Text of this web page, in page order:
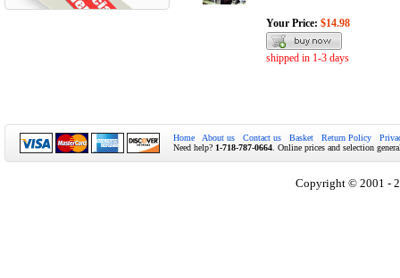
Your Price: $14.98
shipped in 1-3 days
Home About us Contact us Basket Return Policy
Need help? 1-718-787-0664 . Online prices and selection
Copyright © 2001 -